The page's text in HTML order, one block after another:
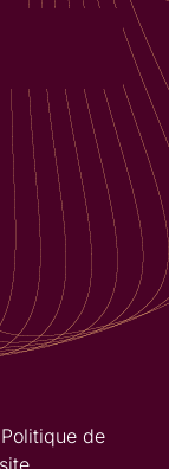
Politique de